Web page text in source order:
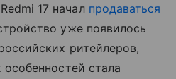
Redmi 17 начал продаваться
уже появилось
ритейлеров,
стала